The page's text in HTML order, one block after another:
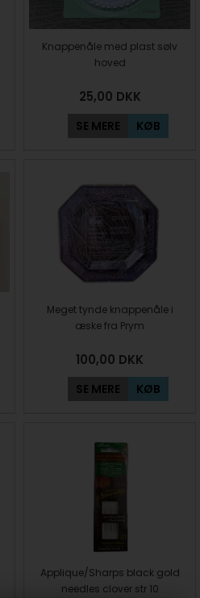
Knappenåle med plast sølv
hoved
25,00 DKK
SE MERE KØB
Meget tynde knappenåle i
æske fra Prym
100,00 DKK
SE MERE KØB
Applique/Sharps black gold
needles clover str 10